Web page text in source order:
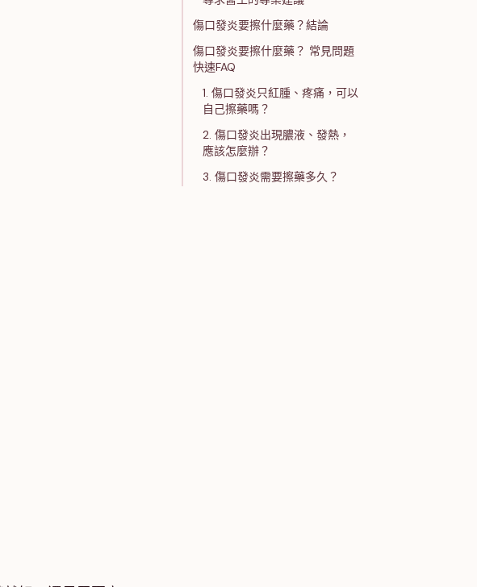
傷口發炎要擦什麼藥？結論
傷口發炎要擦什麼藥？ 常見問題
快速FAQ
1. 傷口發炎只紅腫、疼痛，可以
自己擦藥嗎？
2. 傷口發炎出現膿液、發熱，
應該怎麼辦？
3. 傷口發炎需要擦藥多久？